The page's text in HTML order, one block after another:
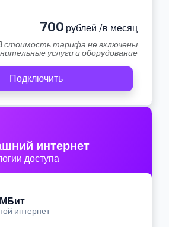
700 рублей /в месяц
стоимость тарифа не включены
услуги и оборудование
Подключить
интернет
доступа
МБит
интернет